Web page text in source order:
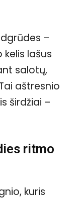
–
lašus
salotų,
aštresnio
širdžiai –
ritmo
kuris